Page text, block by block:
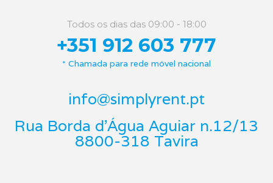
Todos os dias das 09:00 - 18:00
+351 912 603 777
* Chamada para rede móvel nacional
info@simplyrent.pt
Rua Borda d'Água Aguiar n.12/13
8800-318 Tavira